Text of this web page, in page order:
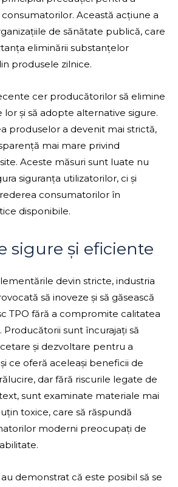
Această acțiune a
de sănătate publică, care
eliminării substanțelor
produsele zilnice.
cer producătorilor să elimine
și să adopte alternative sigure.
produselor a devenit mai strictă,
mai mare privind
Aceste măsuri sunt luate nu
siguranța utilizatorilor, ci și
consumatorilor în
disponibile.
sigure și eficiente
devin stricte, industria
să inoveze și să găsească
TPO fără a compromite calitatea
Producătorii sunt încurajați să
și dezvoltare pentru a
ce oferă aceleași beneficii de
dar fără riscurile legate de
sunt examinate materiale mai
toxice, care să răspundă
moderni preocupați de
demonstrat că este posibil să se